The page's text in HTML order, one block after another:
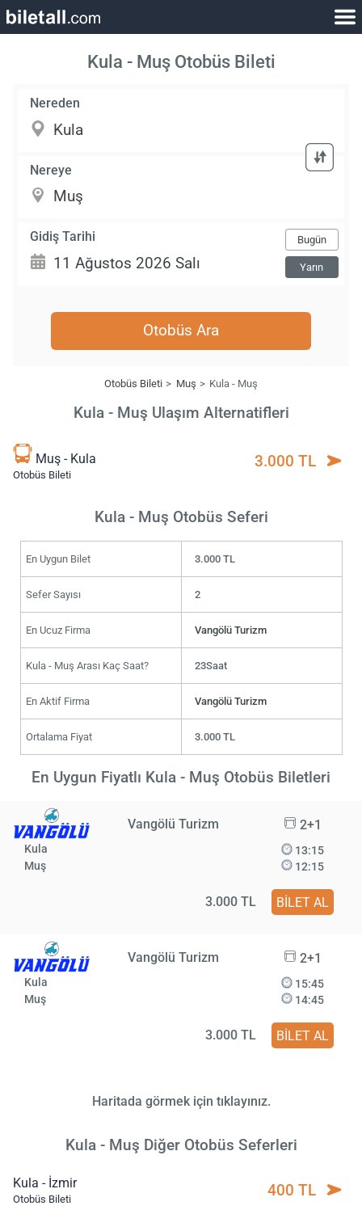
Kula - Muş Otobüs Bileti
Nereden
Nereye
Gidiş Tarihi Bugün
Yarın
Otobüs Ara
Otobüs Bileti Muş Kula - Muş
Kula - Muş Ulaşım Alternatifleri
Muş - Kula
Otobüs Bileti
3.000 TL
Kula - Muş Otobüs Seferi
En Uygun Bilet 3.000 TL
Sefer Sayısı 2
En Ucuz Firma Vangölü Turizm
Kula - Muş Arası Kaç Saat? 23Saat
En Aktif Firma Vangölü Turizm
Ortalama Fiyat 3.000 TL
En Uygun Fiyatlı Kula - Muş Otobüs Biletleri
Vangölü Turizm 2+1
Kula
Muş
13:15
12:15
3.000 TL BİLET AL
Vangölü Turizm 2+1
Kula
Muş
15:45
14:45
3.000 TL BİLET AL
Haritada görmek için tıklayınız.
Kula - Muş Diğer Otobüs Seferleri
Kula - İzmir
Otobüs Bileti 400 TL